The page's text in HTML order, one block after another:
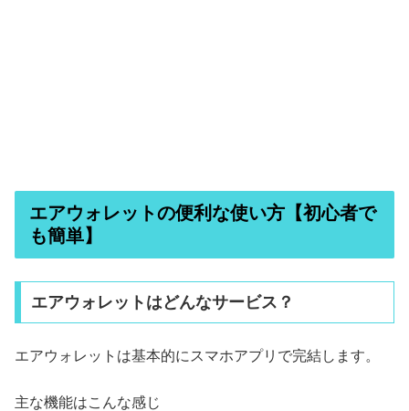
エアウォレットの便利な使い方【初心者で
も簡単】
エアウォレットはどんなサービス？
エアウォレットは基本的にスマホアプリで完結します。
主な機能はこんな感じ